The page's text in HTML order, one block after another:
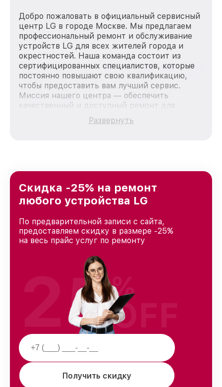
Добро пожаловать в официальный сервисный
центр LG в городе Москве. Мы предлагаем
профессиональный ремонт и обслуживание
устройств LG для всех жителей города и
окрестностей. Наша команда состоит из
сертифицированных специалистов, которые
постоянно повышают свою квалификацию,
чтобы предоставить вам лучший сервис.
Миссия нашего центра — обеспечить
качественный и доступный ремонт для
каждого пользователя продукции LG, вне
зависимости от сложности поломки. Мы
и лояльности наших клиентов.
Развернуть
Скидка -25% на ремонт
любого устройства LG
По предварительной записи с сайта,
предоставляем скидку в размере -25%
на весь прайс услуг по ремонту
Получить скидку
25%
OFF